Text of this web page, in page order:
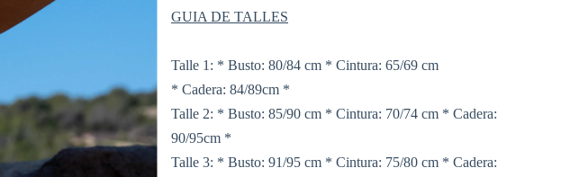
GUIA DE TALLES
Talle 1: * Busto: 80/84 cm * Cintura: 65/69 cm
* Cadera: 84/89cm *
Talle 2: * Busto: 85/90 cm * Cintura: 70/74 cm * Cadera:
90/95cm *
Talle 3: * Busto: 91/95 cm * Cintura: 75/80 cm * Cadera: